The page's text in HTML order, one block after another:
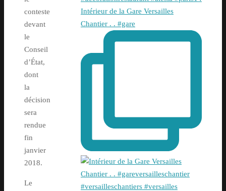
conteste
devant
le
Conseil
d’État,
dont
la
décision
sera
rendue
fin
janvier
2018.
Le
Intérieur de la Gare Versailles
Chantier . . #gare